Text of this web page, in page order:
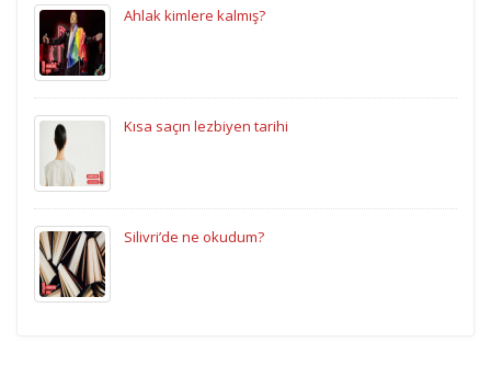
Ahlak kimlere kalmış?
Kısa saçın lezbiyen tarihi
Silivri’de ne okudum?